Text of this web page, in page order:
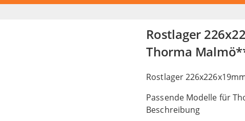
Rostlager
Thorma
Rostlager
Passende Modelle für
Beschreibung